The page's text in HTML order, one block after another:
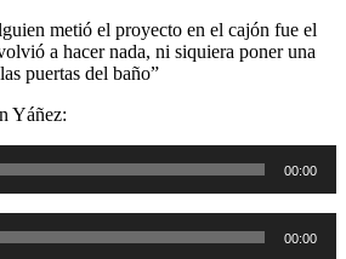
metió el proyecto en el cajón fue el
a hacer nada, ni siquiera poner una
puertas del baño”
Yáñez:
00:00
00:00